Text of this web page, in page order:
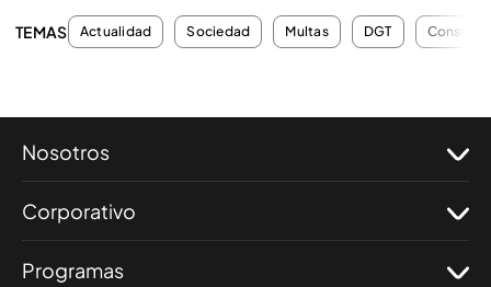
TEMAS Actualidad Sociedad Multas DGT Consejos
Nosotros
Corporativo
Programas